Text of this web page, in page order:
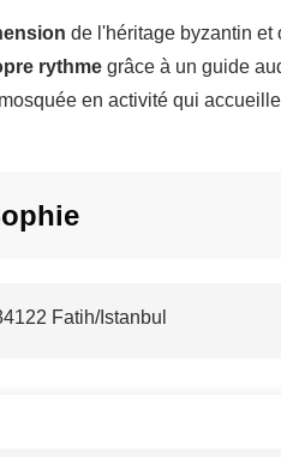
de l'héritage byzantin et
rythme grâce à un guide
en activité qui
Fatih/Istanbul